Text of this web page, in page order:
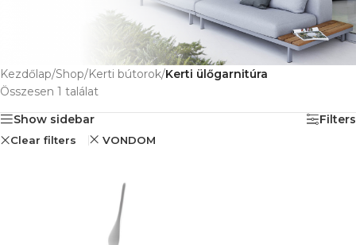
KERTI
ÜLŐGARNITÚRÁK
Kezdőlap/Shop/Kerti bútorok/Kerti ülőgarnitúra
Összesen 1 találat
Show sidebar
Filters
Clear filters VONDOM